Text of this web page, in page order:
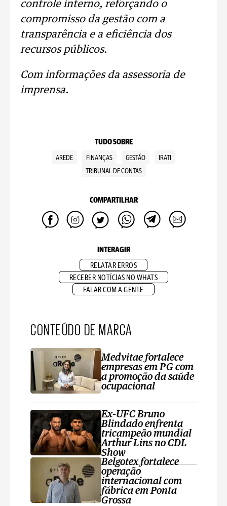
controle interno, reforçando o
compromisso da gestão com a
transparência e a eficiência dos
recursos públicos.
Com informações da assessoria de
imprensa.
TUDO SOBRE
AREDE FINANÇAS GESTÃO
IRATI
TRIBUNAL DE CONTAS
COMPARTILHAR
INTERAGIR
RELATAR ERROS
RECEBER NOTÍCIAS NO WHATS
FALAR COM A GENTE
CONTEÚDO DE MARCA
Medvitae fortalece
empresas em PG com
a promoção da saúde
ocupacional
Ex-UFC Bruno
Blindado enfrenta
tricampeão mundial
Arthur Lins no CDL
Show
Belgotex fortalece
operação
internacional com
fábrica em Ponta
Grossa